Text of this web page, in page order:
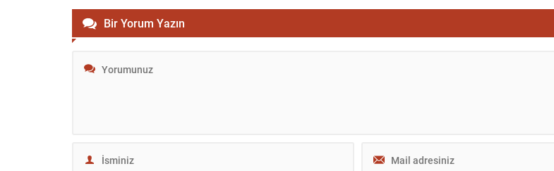
Bir Yorum Yazın